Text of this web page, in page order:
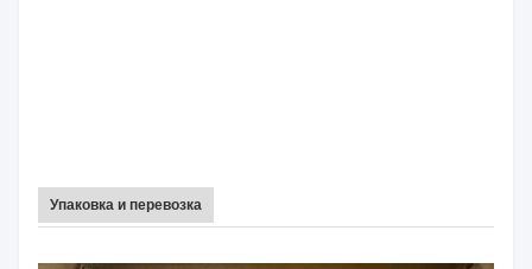
Упаковка и перевозка